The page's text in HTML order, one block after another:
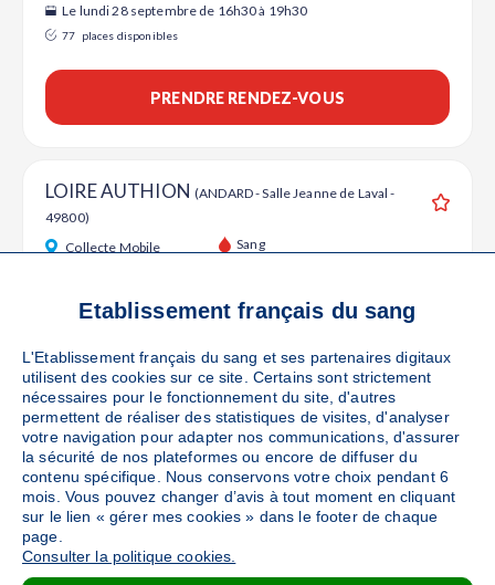
Le lundi 28 septembre de 16h30 à 19h30
77 places disponibles
PRENDRE RENDEZ-VOUS
LOIRE AUTHION (ANDARD - Salle Jeanne de Laval -
49800)
Collecte Mobile Sang
places disponibles
PRENDRE RENDEZ-VOUS
LES PONTS DE CE(LES PONTS DE CE - Salle Athlétis
Hall - 49130)
Collecte Mobile Sang
Le jeudi 15 octobre de 16h à 19h30
Etablissement français du sang
L'Etablissement français du sang et ses partenaires digitaux
utilisent des cookies sur ce site. Certains sont strictement
nécessaires pour le fonctionnement du site, d'autres
permettent de réaliser des statistiques de visites, d'analyser
votre navigation pour adapter nos communications, d'assurer
la sécurité de nos plateformes ou encore de diffuser du
contenu spécifique. Nous conservons votre choix pendant 6
mois. Vous pouvez changer d’avis à tout moment en cliquant
sur le lien « gérer mes cookies » dans le footer de chaque
page.
Consulter la politique cookies.